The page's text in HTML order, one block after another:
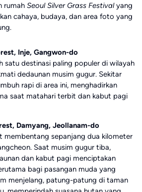
rumah Seoul Silver Grass Festivalyang
cahaya, budaya, dan area foto yang
Inje, Gangwon-do
satu destinasi paling populer di wilayah
dedaunan musim gugur. Sekitar
rapi di area ini, menghadirkan
saat matahari terbit dan kabut pagi
Damyang, Jeollanam-do
membentang sepanjang dua kilometer
Saat musim gugur tiba,
dan kabut pagi menciptakan
bagi pasangan muda yang
menjelang, patung-patung di taman